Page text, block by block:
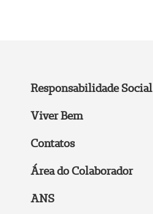
Responsabilidade Social
Viver Bem
Contatos
Área do Colaborador
ANS